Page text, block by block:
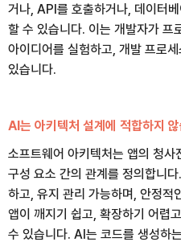
거나, API를 호출하거나, 데이터
할 수 있습니다. 이는 개발자가 프
아이디어를 실험하고, 개발 프로
있습니다.
AI는 아키텍처 설계에 적합하지
소프트웨어 아키텍처는 앱의 청
구성 요소 간의 관계를 정의합니
하고, 유지 관리 가능하며, 안정적
앱이 깨지기 쉽고, 확장하기 어렵
수 있습니다. AI는 코드를 생성하